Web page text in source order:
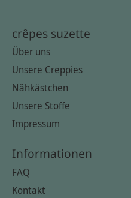
crêpes suzette
Über uns
Unsere Creppies
Nähkästchen
Unsere Stoffe
Impressum
Informationen
FAQ
Kontakt